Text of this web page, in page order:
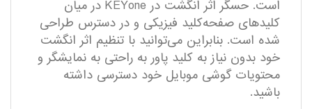
است. حسگر اثر انگشت در KEYone در میان
کلیدهای صفحه‌کلید فیزیکی و در دسترس طراحی
شده است. بنابراین می‌توانید با تنظیم اثر انگشت
خود بدون نیاز به کلید پاور به راحتی به نمایشگر و
محتویات گوشی موبایل خود دسترسی داشته
باشید.